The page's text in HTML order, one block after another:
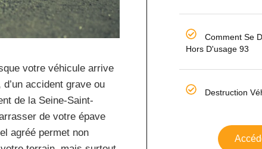
votre véhicule arrive
d’un accident grave ou
de la Seine-Saint-
de votre épave
agréé permet non
Comment Se
Hors D'usage 93
Destruction